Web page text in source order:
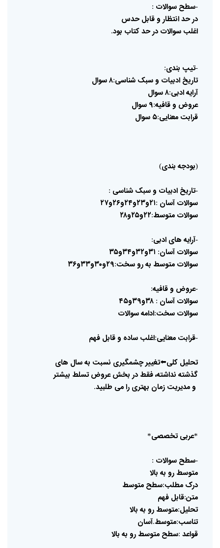
-سطح سوالات :
درحدانتظار وقابل حدس
اغلب سوالات درحدکتاب بود.
-تیپ بندی:
تاریخ ادبیات وسبک شناسی:۸سوال
آرایهادبی:۸سوال
عروض وقافیه:۹ سوال
قرابت معنایی:۵ سوال
(بودجه بندی)
-تاریخ ادبیات وسبک شناسی :
سوالات آسان :۲۱و۲۳و۲۴و۲۶و۲۷
سوالات متوسط:۲۲و۲۵و۲۸
-آرایه های ادبی:
سوالات آسان: ۳۱و۳۲و۳۴و۳۵
سوالات متوسط بهروسخت:۲۹و۳۰و۳۳و۳۶
-عروض وقافیه:
سوالات آسان : ۳۸و۳۹و۴۵
سوالات سخت:ادامهسوالات
-قرابت معنایی:اغلب ساده وقابل فهم
تحلیل کلی⬅️تغییرچشمگیری نسبت بهسال های
گذشته نداشته،فقطدر بخش عروض تسلط بیشتر
ومدیریت زمان بهتری رامی طلبید.
*عربی تخصصی*
-سطح سوالات :
متوسطرو به بالا
درک مطلب:سطح متوسط
متن:قابل فهم
تحلیل:متوسطرو به بالا
تناسب:متوسط.آسان
قواعد :سطح متوسطرو به بالا